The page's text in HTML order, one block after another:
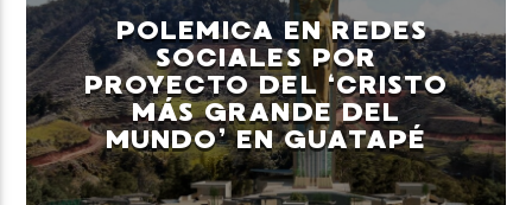
Neiva Estereo
POLEMICA EN REDES
SOCIALES POR
PROYECTO DEL ‘CRISTO
MÁS GRANDE DEL
MUNDO’ EN GUATAPÉ